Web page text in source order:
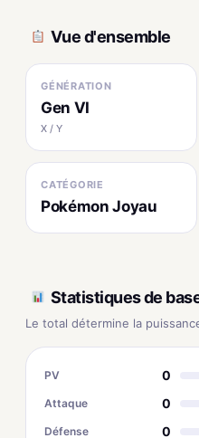
Vue d'ensemble
GÉNÉRATION
Gen VI
X / Y
CATÉGORIE
Pokémon Joyau
Statistiques de
Le total détermine la
PV 0
Attaque 0
Défense 0